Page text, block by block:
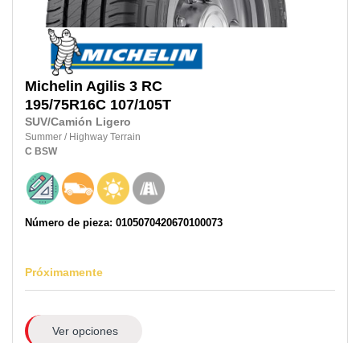
Michelin Agilis 3 RC
195/75R16C 107/105T
SUV/Camión Ligero
Summer / Highway Terrain
C BSW
Número de pieza: 0105070420670100073
Próximamente
Ver opciones